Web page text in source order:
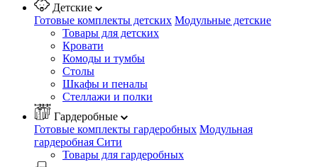
Детские
Готовые комплекты детских Модульные детские
Товары для детских
Кровати
Комоды и тумбы
Столы
Шкафы и пеналы
Стеллажи и полки
Гардеробные
Готовые комплекты гардеробных Модульная
гардеробная Сити
Товары для гардеробных